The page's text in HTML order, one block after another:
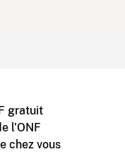
gratuit
l'ONF
chez vous